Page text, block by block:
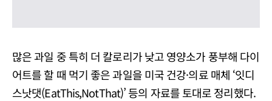
많은 과일 중 특히 더 칼로리가 낮고 영양소가 풍부해 다이
어트를 할 때 먹기 좋은 과일을 미국 건강·의료 매체 ‘잇디
스낫댓(EatThis,NotThat)’ 등의 자료를 토대로 정리했다.